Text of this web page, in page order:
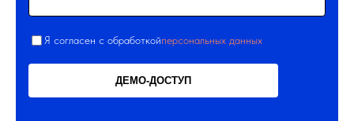
Я согласен с обработкойперсональных данных
ДЕМО-ДОСТУП